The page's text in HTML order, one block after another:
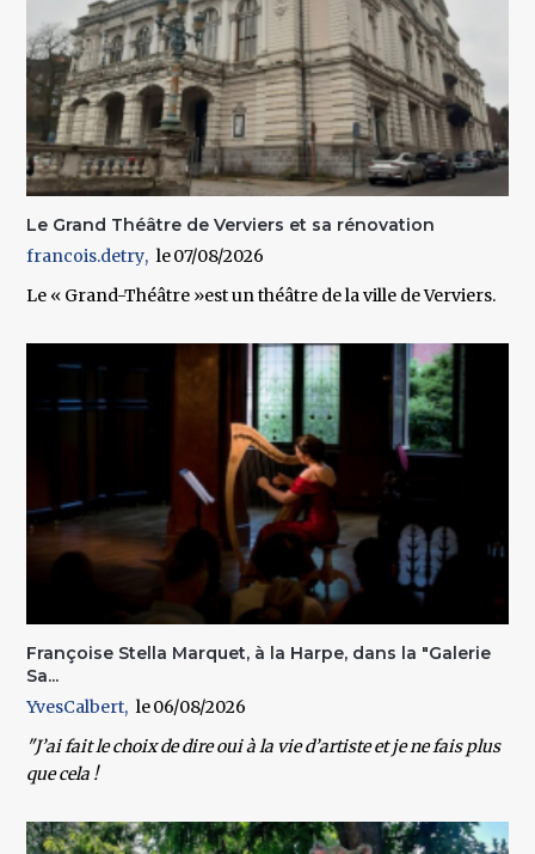
Le Grand Théâtre de Verviers et sa rénovation
francois.detry
07/08/2026
Le « Grand-Théâtre »est un théâtre de la ville de Verviers.
Françoise Stella Marquet, à la Harpe, dans la "Galerie
Sa...
YvesCalbert
06/08/2026
"J’ai fait le choix de dire oui à la vie d’artiste et je ne fais plus
que cela !